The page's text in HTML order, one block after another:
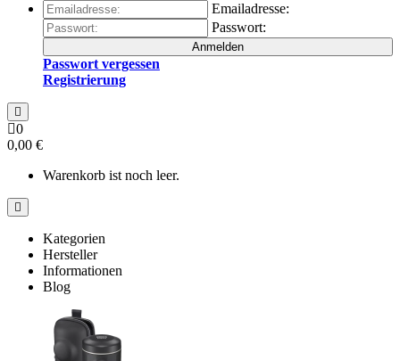
Emailadresse:
Passwort:
Anmelden
Passwort vergessen
Registrierung
0
0,00 €
Warenkorb ist noch leer.
Kategorien
Hersteller
Informationen
Blog